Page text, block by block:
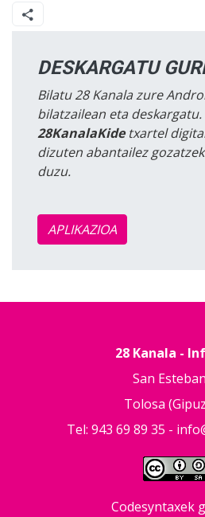
DESKARGATU
Bilatu 28 Kanala zure
bilatzailean eta
28KanalaKidetxartel
dizuten abantailez
duzu.
APLIKAZIOA
28 Kanala -
San
Tolosa
Tel: 943 69 89 35 -
Codesyntaxek